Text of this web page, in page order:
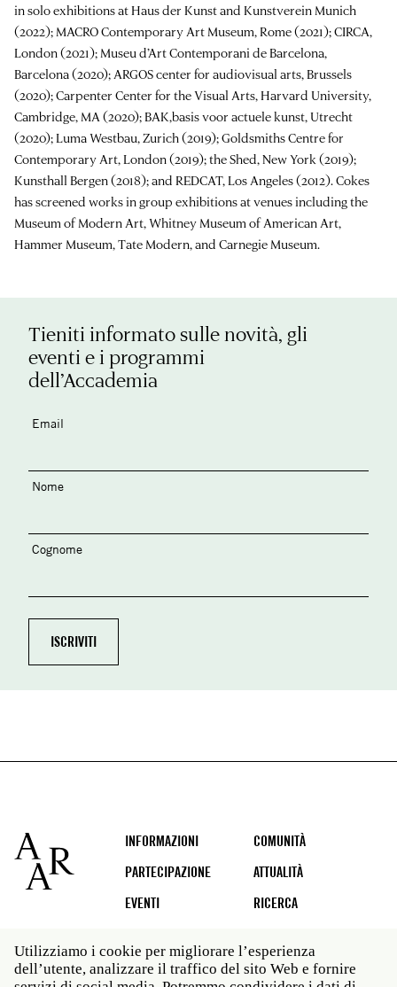
in solo exhibitions at Haus der Kunst and Kunstverein Munich
(2022); MACRO Contemporary Art Museum, Rome (2021); CIRCA,
London (2021); Museu d’Art Contemporani de Barcelona,
Barcelona (2020); ARGOS center for audiovisual arts, Brussels
(2020); Carpenter Center for the Visual Arts, Harvard University,
Cambridge, MA (2020); BAK,basis voor actuele kunst, Utrecht
(2020); Luma Westbau, Zurich (2019); Goldsmiths Centre for
Contemporary Art, London (2019); the Shed, New York (2019);
Kunsthall Bergen (2018); and REDCAT, Los Angeles (2012). Cokes
has screened works in group exhibitions at venues including the
Museum of Modern Art, Whitney Museum of American Art,
Hammer Museum, Tate Modern, and Carnegie Museum.
Tieniti informato sulle novità, gli
eventi e i programmi
dell’Accademia
Email
Nome
Cognome
Footer
INFORMAZIONI
COMUNITÀ
PARTECIPAZIONE
ATTUALITÀ
EVENTI
RICERCA
Social
Utilizziamo i cookie per migliorare l’esperienza
dell’utente, analizzare il traffico del sito Web e fornire